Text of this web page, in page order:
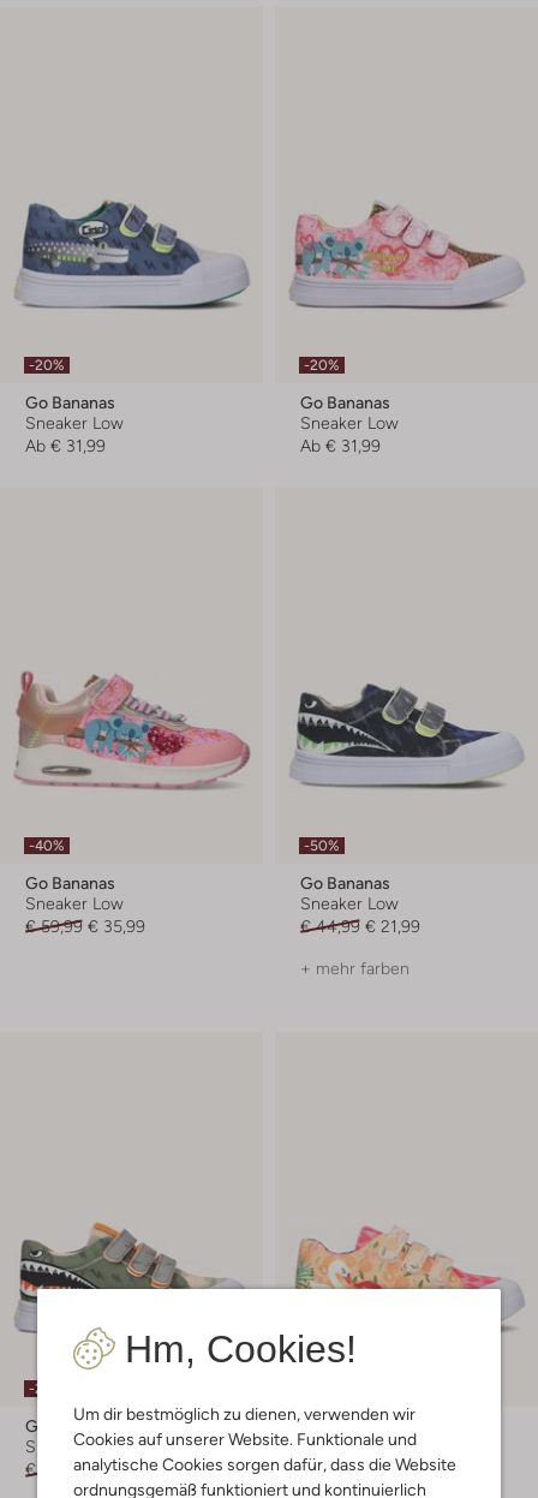
Hm, Cookies!
Um dir bestmöglich zu dienen, verwenden wir
Cookies auf unserer Website. Funktionale und
analytische Cookies sorgen dafür, dass die Website
ordnungsgemäß funktioniert und kontinuierlich
-20%
Go Bananas
Sneaker Low
Ab € 31,99
-20%
Go Bananas
Sneaker Low
Ab € 31,99
-40%
Go Bananas
Sneaker Low
€ 59,99 € 35,99
-50%
Go Bananas
Sneaker Low
€ 44,99 € 21,99
+ mehr farben
-20%
Go Bananas
Sneaker Low
€ 44,99 € 35,99
Go Bananas
Sneaker Low
Ab € 31,99